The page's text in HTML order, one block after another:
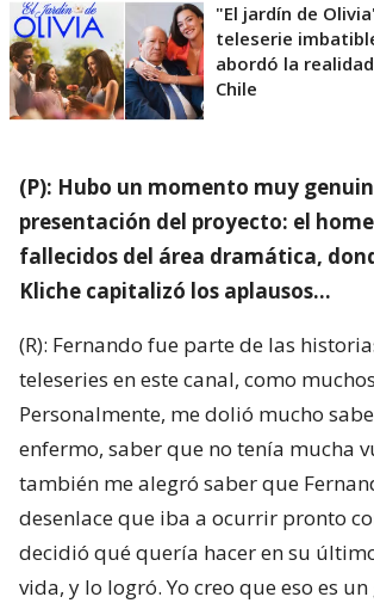
"El jardín de
teleserie
abordó la
Chile
(P): Hubo un momento muy
presentación del proyecto: el
fallecidos del área dramática,
Kliche capitalizó los aplausos…
(R): Fernando fue parte de las
teleseries en este canal, como
Personalmente, me dolió mucho
enfermo, saber que no tenía mucha
también me alegró saber que
desenlace que iba a ocurrir pronto
decidió qué quería hacer en su
vida, y lo logró. Yo creo que eso es